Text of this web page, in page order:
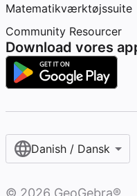
Matematikværktøjssuite
Community Resourcer
Download vores
Danish / Dansk‎
© 2026 GeoGebra®